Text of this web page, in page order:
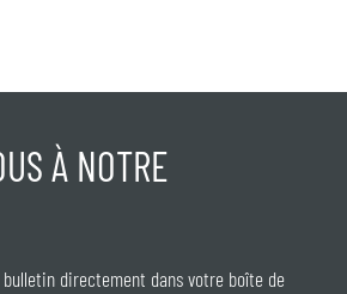
À NOTRE
directement dans votre boîte de